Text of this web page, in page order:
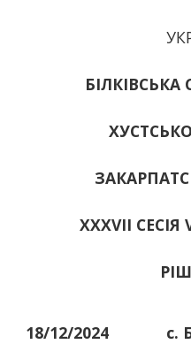
БІЛКІВСЬКА
ХХХVІІ
18/12/2024 с.